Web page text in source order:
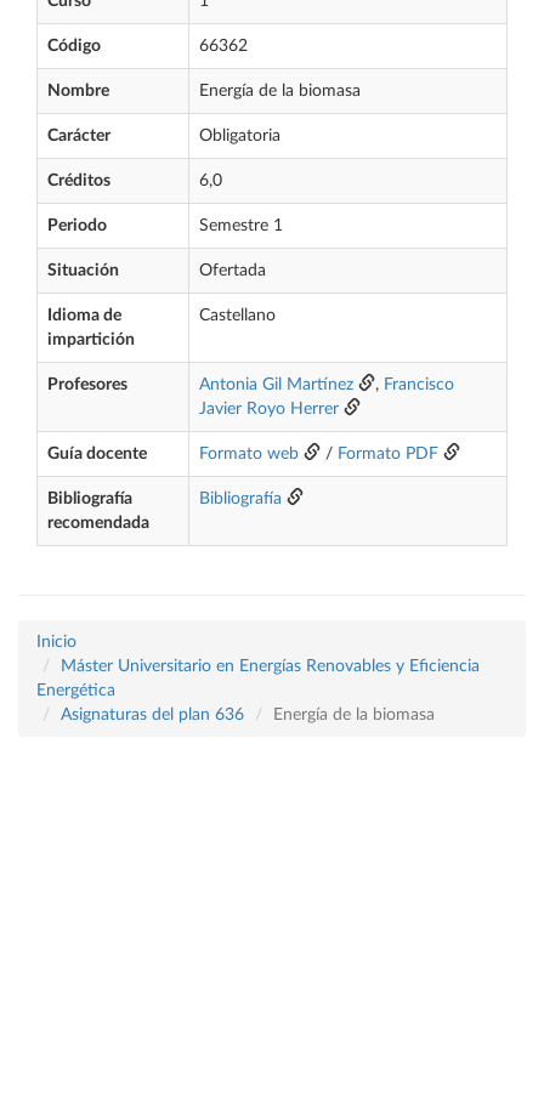
Código 66362
Nombre Energía de la biomasa
Carácter Obligatoria
Créditos 6,0
Periodo Semestre 1
Situación Ofertada
Idioma de
impartición
Castellano
Profesores Antonia Gil Martínez , Francisco
Javier Royo Herrer
Guía docente Formato web / Formato PDF
Bibliografía
recomendada
Bibliografía
Inicio
Máster Universitario en Energías Renovables y Eficiencia
Energética
Asignaturas del plan 636
Energía de la biomasa